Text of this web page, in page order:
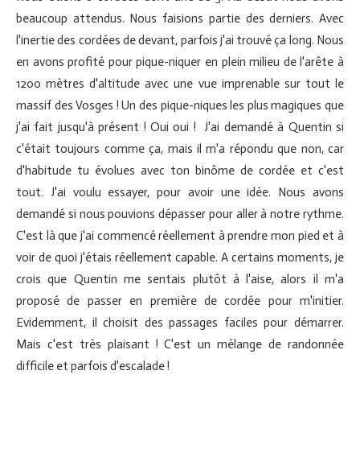
beaucoup attendus. Nous faisions partie des derniers. Avec
l'inertie des cordées de devant, parfois j'ai trouvé ça long. Nous
en avons profité pour pique-niquer en plein milieu de l'arête à
1200 mètres d'altitude avec une vue imprenable sur tout le
massif des Vosges ! Un des pique-niques les plus magiques que
j'ai fait jusqu'à présent ! Oui oui ! J'ai demandé à Quentin si
c'était toujours comme ça, mais il m'a répondu que non, car
d'habitude tu évolues avec ton binôme de cordée et c'est
tout. J'ai voulu essayer, pour avoir une idée. Nous avons
demandé si nous pouvions dépasser pour aller à notre rythme.
C'est là que j'ai commencé réellement à prendre mon pied et à
voir de quoi j'étais réellement capable. A certains moments, je
crois que Quentin me sentais plutôt à l'aise, alors il m'a
proposé de passer en première de cordée pour m'initier.
Evidemment, il choisit des passages faciles pour démarrer.
Mais c'est très plaisant ! C'est un mélange de randonnée
difficile et parfois d'escalade !